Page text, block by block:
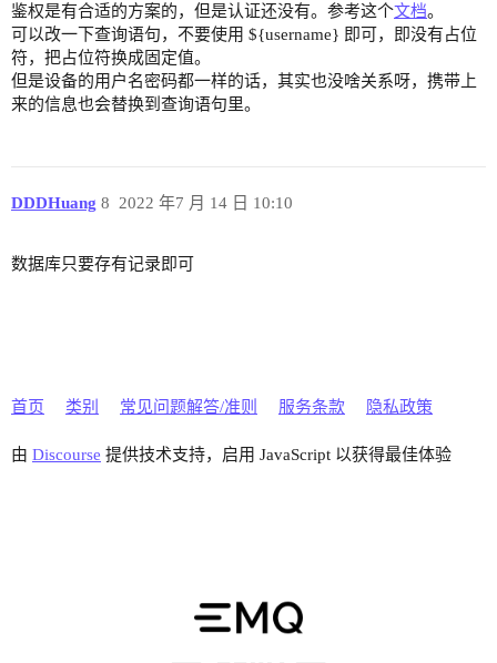
鉴权是有合适的方案的，但是认证还没有。参考这个文档。
可以改一下查询语句，不要使用 ${username} 即可，即没有占位
符，把占位符换成固定值。
但是设备的用户名密码都一样的话，其实也没啥关系呀，携带上
来的信息也会替换到查询语句里。
DDDHuang 2022 年7 月 14 日 10:10
8
数据库只要存有记录即可
首页 类别 常见问题解答/准则 服务条款 隐私政策
由 Discourse 提供技术支持，启用 JavaScript 以获得最佳体验